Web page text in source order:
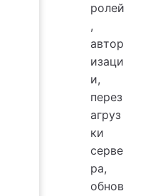
ролей
,
автор
изаци
и,
перез
агруз
ки
серве
ра,
обнов